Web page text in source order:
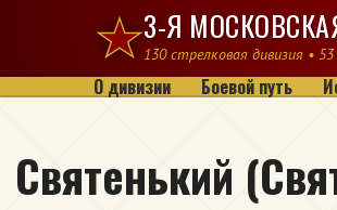
Перейти к содержимому
3-Я
130 стрелковая дивизия •
О дивизии Боевой путь
Святенький